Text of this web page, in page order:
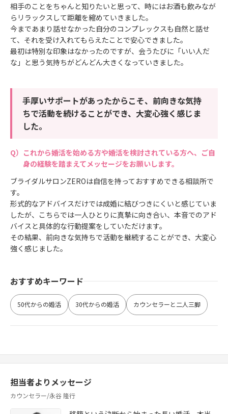
相手のことをちゃんと知りたいと思って、時にはお酒も飲みなが
らリラックスして距離を縮めていきました。
今まであまり話せなかった自分のコンプレックスも自然と話せ
て、それを受け入れてもらえたことで安心できました。
最初は特別な印象はなかったのですが、会うたびに「いい人だ
な」と思う気持ちがどんどん大きくなっていきました。
手厚いサポートがあったからこそ、前向きな気持
ちで活動を続けることができ、大変心強く感じま
した。
これから婚活を始める方や婚活を検討されている方へ、ご自
身の経験を踏まえてメッセージをお願いします。
ブライダルサロンZEROは自信を持っておすすめできる相談所で
す。
形式的なアドバイスだけでは成婚に結びつきにくいと感じていま
したが、こちらでは一人ひとりに真摯に向き合い、本音でのアド
バイスと具体的な行動提案をしていただけます。
その結果、前向きな気持ちで活動を継続することができ、大変心
強く感じました。
おすすめキーワード
50代からの婚活 30代からの婚活 カウンセラーと二人三脚
担当者よりメッセージ
カウンセラー/永谷 隆行